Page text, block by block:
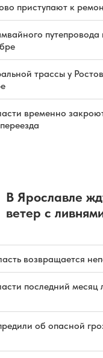
приступают к
путепровода
трассы у
временно
В Ярославле
ветер с
возвращается
последний месяц
об опасной